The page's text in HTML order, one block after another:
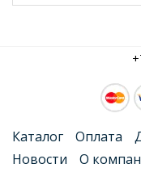
Каталог Оплата
Новости
О